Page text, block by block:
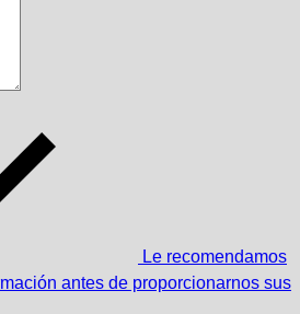
Le recomendamos
antes de proporcionarnos sus